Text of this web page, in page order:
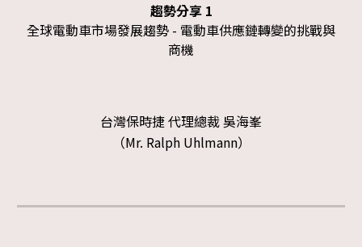
趨勢分享 1
全球電動車市場發展趨勢 - 電動車供應鏈轉變的挑戰與
商機
台灣保時捷 代理總裁 吳海峯
（Mr. Ralph Uhlmann）